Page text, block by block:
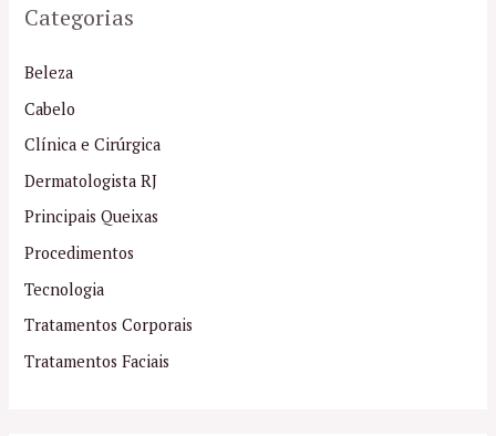
Categorias
Beleza
Cabelo
Clínica e Cirúrgica
Dermatologista RJ
Principais Queixas
Procedimentos
Tecnologia
Tratamentos Corporais
Tratamentos Faciais